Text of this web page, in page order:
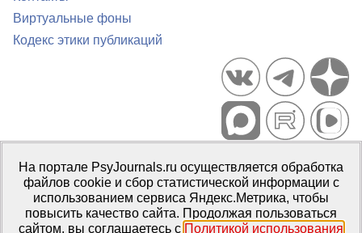
Виртуальные фоны
Кодекс этики публикаций
Портал психологических изданий PsyJournals.ru, 2007–2026
Правила использования материалов
Свидетельство регистрации СМИЭл № ФС77-66447 от 14 июля
2016 г.
На портале PsyJournals.ru осуществляется обработка
файлов cookie и сбор статистической информации с
использованием сервиса Яндекс.Метрика, чтобы
повысить качество сайта. Продолжая пользоваться
сайтом, вы соглашаетесь с Политикой использования